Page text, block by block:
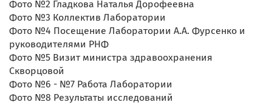
Фото №2 Гладкова Наталья Дорофеевна
Фото №3 Коллектив Лаборатории
Фото №4 Посещение Лаборатории А.А. Фурсенко и
руководителями РНФ
Фото №5 Визит министра здравоохранения
Скворцовой
Фото №6 - №7 Работа Лаборатории
Фото №8 Результаты исследований